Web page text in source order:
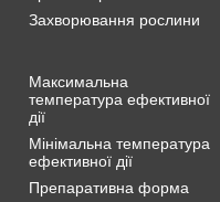
Захворювання рослини
Максимальна
температура ефективної
дії
Мінімальна температура
ефективної дії
Препаративна форма